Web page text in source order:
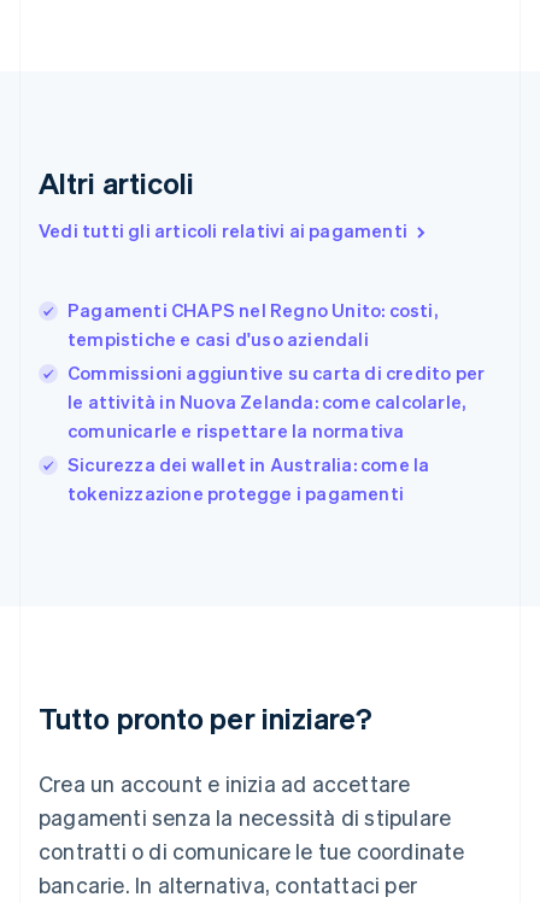
Altri articoli
Vedi tutti gli articoli relativi ai pagamenti
Pagamenti CHAPS nel Regno Unito: costi,
tempistiche e casi d'uso aziendali
Commissioni aggiuntive su carta di credito per
le attività in Nuova Zelanda: come calcolarle,
comunicarle e rispettare la normativa
Sicurezza dei wallet in Australia: come la
tokenizzazione protegge i pagamenti
Tutto pronto per iniziare?
Crea un account e inizia ad accettare
pagamenti senza la necessità di stipulare
contratti o di comunicare le tue coordinate
bancarie. In alternativa, contattaci per
Finlandia
Francia
DeutschEnglish
Giappone
日本語 English
English
Grecia
English
India
Lituania
Lussemburgo
Deutsch English
Malaysia
English 简体中文
Malta